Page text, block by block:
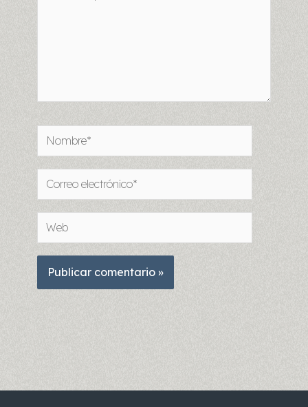
Nombre*
Correo
electrónico*
Web